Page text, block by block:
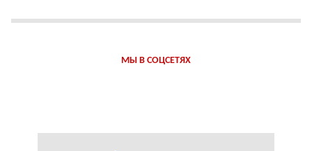
МЫ В СОЦСЕТЯХ